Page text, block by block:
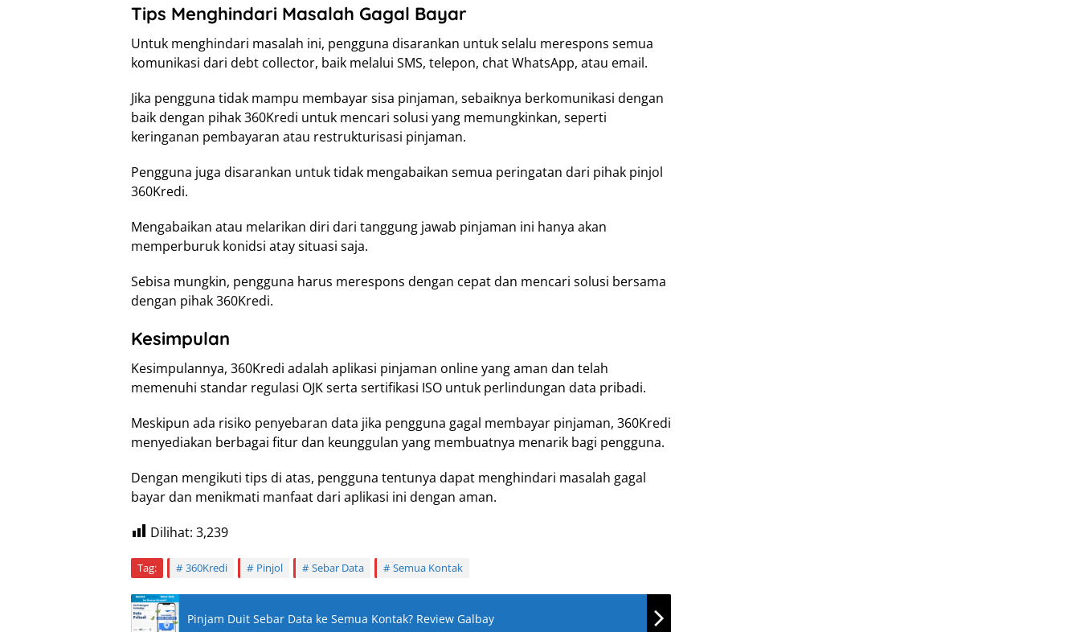
Tips Menghindari Masalah Gagal Bayar
Untuk menghindari masalah ini, pengguna disarankan untuk selalu merespons semua
komunikasi dari debt collector, baik melalui SMS, telepon, chat WhatsApp, atau email.
Jika pengguna tidak mampu membayar sisa pinjaman, sebaiknya berkomunikasi dengan
baik dengan pihak 360Kredi untuk mencari solusi yang memungkinkan, seperti
keringanan pembayaran atau restrukturisasi pinjaman.
Pengguna juga disarankan untuk tidak mengabaikan semua peringatan dari pihak pinjol
360Kredi.
Mengabaikan atau melarikan diri dari tanggung jawab pinjaman ini hanya akan
memperburuk konidsi atay situasi saja.
Sebisa mungkin, pengguna harus merespons dengan cepat dan mencari solusi bersama
dengan pihak 360Kredi.
Kesimpulan
Kesimpulannya, 360Kredi adalah aplikasi pinjaman online yang aman dan telah
memenuhi standar regulasi OJK serta sertifikasi ISO untuk perlindungan data pribadi.
Meskipun ada risiko penyebaran data jika pengguna gagal membayar pinjaman, 360Kredi
menyediakan berbagai fitur dan keunggulan yang membuatnya menarik bagi pengguna.
Dengan mengikuti tips di atas, pengguna tentunya dapat menghindari masalah gagal
bayar dan menikmati manfaat dari aplikasi ini dengan aman.
Dilihat: 3,239
Tag: 360Kredi Pinjol Sebar Data Semua Kontak
Pinjam Duit Sebar Data ke Semua Kontak? Review Galbay